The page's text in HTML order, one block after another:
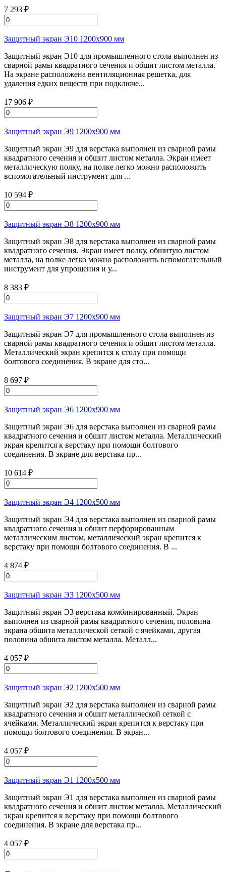
7 293 ₽
Защитный экран Э10 1200х900 мм
Защитный экран Э10 для промышленного стола выполнен из
сварной рамы квадратного сечения и обшит листом металла.
На экране расположена вентиляционная решетка, для
удаления едких веществ при подключе...
17 906 ₽
Защитный экран Э9 1200х900 мм
Защитный экран Э9 для верстака выполнен из сварной рамы
квадратного сечения и обшит листом металла. Экран имеет
металлическую полку, на полке легко можно расположить
вспомогательный инструмент для ...
10 594 ₽
Защитный экран Э8 1200х900 мм
Защитный экран Э8 для верстака выполнен из сварной рамы
квадратного сечения. Экран имеет полку, обшитую листом
металла, на полке легко можно расположить вспомогательный
инструмент для упрощения и у...
8 383 ₽
Защитный экран Э7 1200х900 мм
Защитный экран Э7 для промышленного стола выполнен из
сварной рамы квадратного сечения и обшит листом металла.
Металлический экран крепится к столу при помощи
болтового соединения. В экране для сто...
8 697 ₽
Защитный экран Э6 1200х900 мм
Защитный экран Э6 для верстака выполнен из сварной рамы
квадратного сечения и обшит листом металла. Металлический
экран крепится к верстаку при помощи болтового
соединения. В экране для верстака пр...
10 614 ₽
Защитный экран Э4 1200х500 мм
Защитный экран Э4 для верстака выполнен из сварной рамы
квадратного сечения и обшит перфорированным
металлическим листом, металлический экран крепится к
верстаку при помощи болтового соединения. В ...
4 874 ₽
Защитный экран Э3 1200х500 мм
Защитный экран Э3 верстака комбинированный. Экран
выполнен из сварной рамы квадратного сечения, половина
экрана обшита металлической сеткой с ячейками, другая
половина обшита листом металла. Металл...
4 057 ₽
Защитный экран Э2 1200х500 мм
Защитный экран Э2 для верстака выполнен из сварной рамы
квадратного сечения и обшит металлической сеткой с
ячейками. Металлический экран крепится к верстаку при
помощи болтового соединения. В экран...
4 057 ₽
Защитный экран Э1 1200х500 мм
Защитный экран Э1 для верстака выполнен из сварной рамы
квадратного сечения и обшит листом металла. Металлический
экран крепится к верстаку при помощи болтового
соединения. В экране для верстака пр...
4 057 ₽